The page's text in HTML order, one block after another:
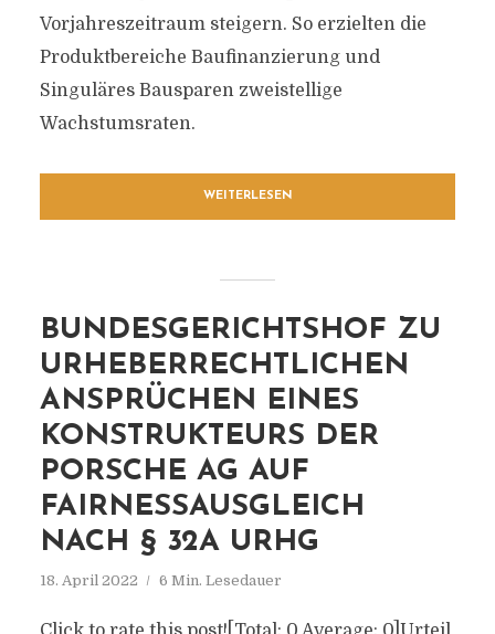
Vorjahreszeitraum steigern. So erzielten die
Produktbereiche Baufinanzierung und
Singuläres Bausparen zweistellige
Wachstumsraten.
WEITERLESEN
BUNDESGERICHTSHOF ZU
URHEBERRECHTLICHEN
ANSPRÜCHEN EINES
KONSTRUKTEURS DER
PORSCHE AG AUF
FAIRNESSAUSGLEICH
NACH § 32A URHG
18. April 2022 6 Min. Lesedauer